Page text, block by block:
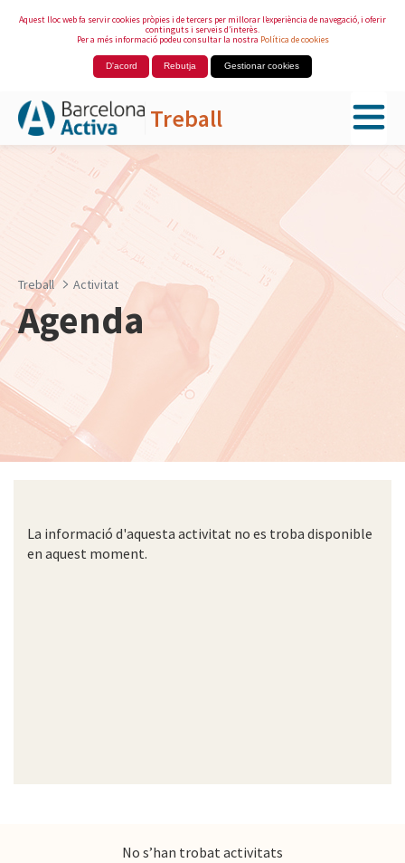
Aquest lloc web fa servir cookies pròpies i de tercers per millorar l’experiència de navegació, i oferir
continguts i serveis d’interès.
Per a més informació podeu consultar la nostra Política de cookies
D'acord Rebutja Gestionar cookies
Treball
Salta al contingut principal
Treball Activitat
Agenda
La informació d'aquesta activitat no es troba disponible
en aquest moment.
No s’han trobat activitats